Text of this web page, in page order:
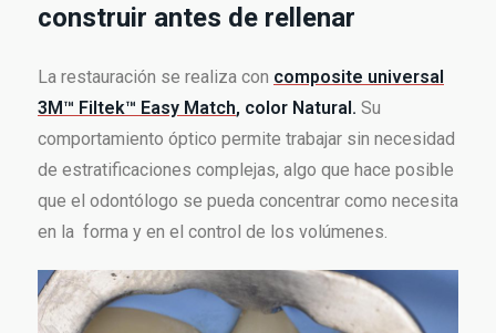
construir antes de rellenar
La restauración se realiza con composite universal
3M™ Filtek™ Easy Match, color Natural. Su
comportamiento óptico permite trabajar sin necesidad
de estratificaciones complejas, algo que hace posible
que el odontólogo se pueda concentrar como necesita
en la forma y en el control de los volúmenes.